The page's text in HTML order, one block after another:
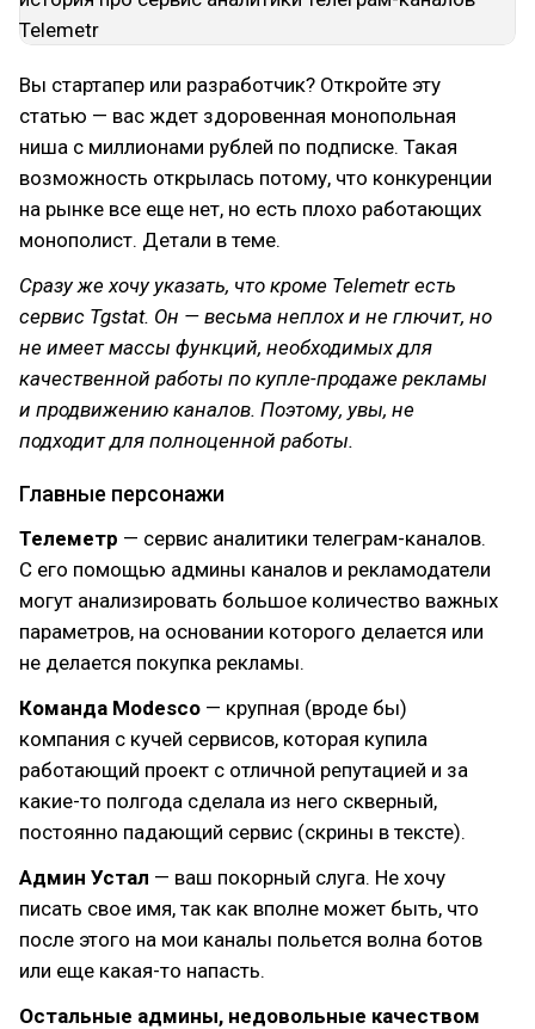
Вы стартапер или разработчик? Откройте эту
статью — вас ждет здоровенная монопольная
ниша с миллионами рублей по подписке. Такая
возможность открылась потому, что конкуренции
на рынке все еще нет, но есть плохо работающих
монополист. Детали в теме.
Сразу же хочу указать, что кроме Telemetr есть
сервис Tgstat. Он — весьма неплох и не глючит, но
не имеет массы функций, необходимых для
качественной работы по купле-продаже рекламы
и продвижению каналов. Поэтому, увы, не
подходит для полноценной работы.
Главные персонажи
Телеметр — сервис аналитики телеграм-каналов.
С его помощью админы каналов и рекламодатели
могут анализировать большое количество важных
параметров, на основании которого делается или
не делается покупка рекламы.
Команда Modesco — крупная (вроде бы)
компания с кучей сервисов, которая купила
работающий проект с отличной репутацией и за
какие-то полгода сделала из него скверный,
постоянно падающий сервис (скрины в тексте).
Админ Устал — ваш покорный слуга. Не хочу
писать свое имя, так как вполне может быть, что
после этого на мои каналы польется волна ботов
или еще какая-то напасть.
Остальные админы, недовольные качеством